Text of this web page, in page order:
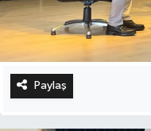
Paylaş